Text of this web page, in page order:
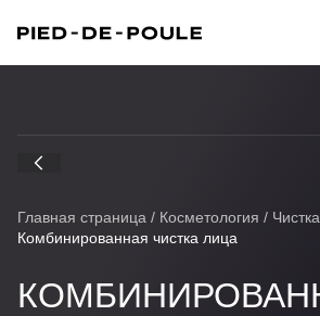
Главная страница / Косметология /
Комбинированная чистка лица